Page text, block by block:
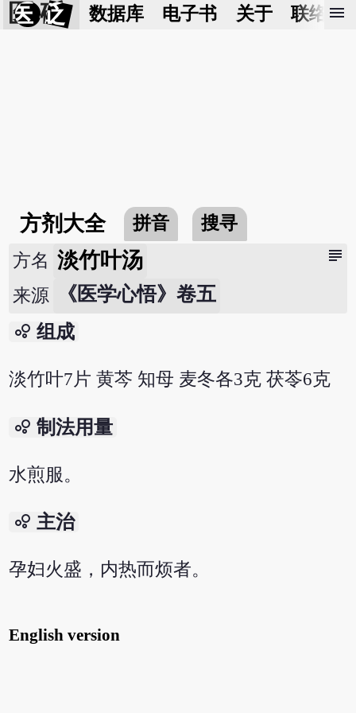
医 砭 数据库 电子书 关于 联络我
menu
方剂大全 拼音 搜寻
subject
方名 淡竹叶汤
来源 《医学心悟》卷五
bubble_chart 组成
淡竹叶7片 黄芩 知母 麦冬各3克 茯苓6克
bubble_chart 制法用量
水煎服。
bubble_chart 主治
孕妇火盛，内热而烦者。
English version